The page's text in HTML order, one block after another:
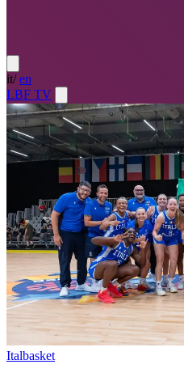
it/ en
LBF TV
Italbasket